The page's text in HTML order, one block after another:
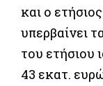
και ο
υπερβαίνει
του ετήσιου
43 εκατ.